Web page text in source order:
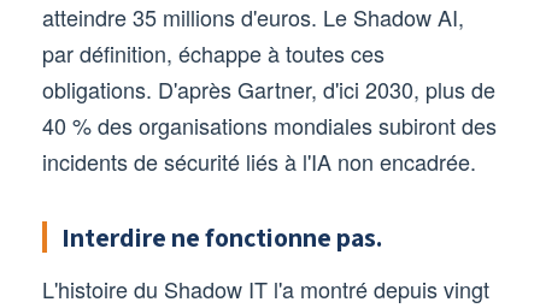
atteindre 35 millions d'euros. Le Shadow AI,
par définition, échappe à toutes ces
obligations. D'après Gartner, d'ici 2030, plus de
40 % des organisations mondiales subiront des
incidents de sécurité liés à l'IA non encadrée.
Interdire ne fonctionne pas.
L'histoire du Shadow IT l'a montré depuis vingt